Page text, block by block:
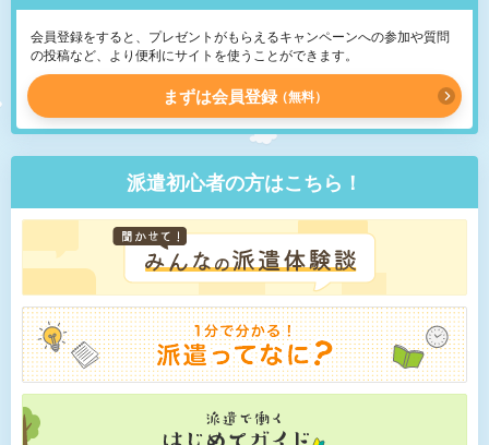
会員登録をすると、プレゼントがもらえるキャンペーンへの参加や質問
の投稿など、より便利にサイトを使うことができます。
まずは会員登録 無料
派遣初心者の方はこちら！